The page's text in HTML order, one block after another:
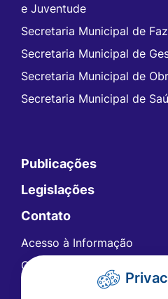
e Juventude
Secretaria Municipal de
Secretaria Municipal de
Secretaria Municipal de
Secretaria Municipal de
Publicações
Legislações
Contato
Acesso à Informação
Ouvidoria
Carta de Serviços